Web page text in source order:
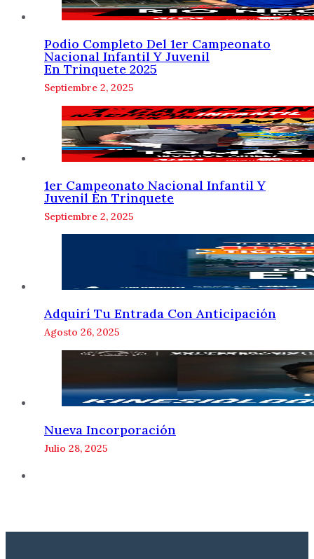
Podio Completo Del 1er Campeonato
Nacional Infantil Y Juvenil
En Trinquete 2025
Septiembre 2, 2025
1er Campeonato Nacional Infantil Y
Juvenil En Trinquete
Septiembre 2, 2025
Adquirí Tu Entrada Con Anticipación
Agosto 26, 2025
Nueva Incorporación
Julio 28, 2025